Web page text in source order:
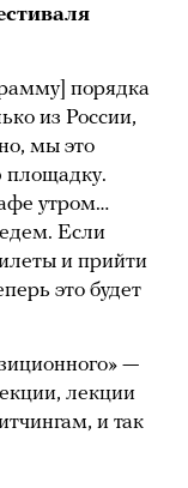
порядка
из России,
мы это
утром…
Если
и прийти
это будет
—
лекции
и так